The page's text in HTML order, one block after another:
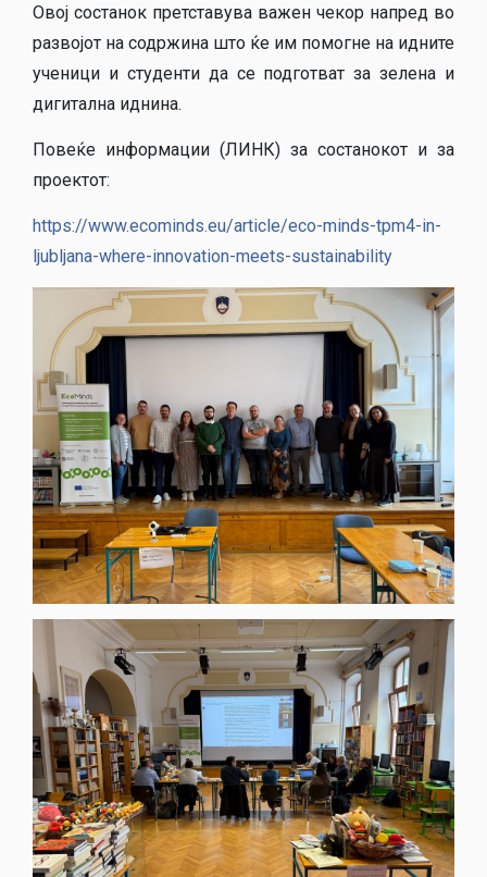
Овој состанок претставува важен чекор напред во
развојот на содржина што ќе им помогне на идните
ученици и студенти да се подготват за зелена и
дигитална иднина.
Повеќе информации (ЛИНК) за состанокот и за
проектот:
https://www.ecominds.eu/article/eco-minds-tpm4-in-
ljubljana-where-innovation-meets-sustainability